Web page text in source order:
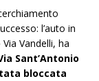
l’auto in
Vandelli, ha
Sant’Antonio
bloccata